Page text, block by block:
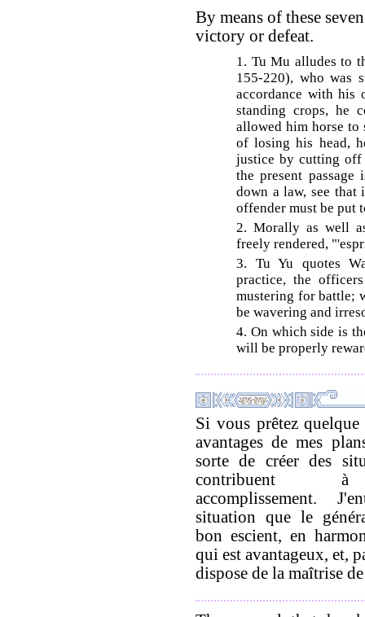
By means of these
victory or defeat.
1. Tu Mu alludes to
155-220), who was
accordance with his
standing crops, he
allowed him horse
of losing his head,
justice by cutting off
the present
down a law, see
offender must be put
2. Morally as well
freely rendered,
3. Tu Yu quotes
practice, the
mustering for battle;
be wavering and
4. On which side is
will be properly
Si vous prêtez
avantages de mes
sorte de créer des
contribuent
accomplissement.
situation que le
bon escient, en
qui est avantageux, et,
dispose de la maîtrise